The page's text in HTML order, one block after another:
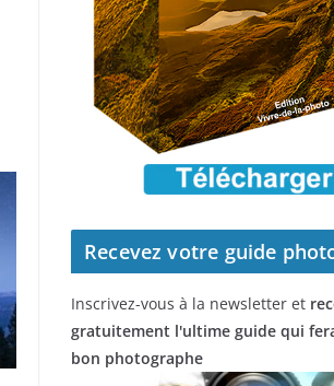
Recevez votre guide
Inscrivez-vous à la newsletter et
gratuitement l'ultime guide qui
bon photographe